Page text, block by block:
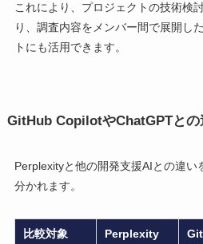
これにより、プロジェクトの技術検
り、調査内容をメンバー間で展開し
トにも活用できます。
GitHub CopilotやChatGPTとの
Perplexityと他の開発支援AIとの違い
分かれます。
比較対象 Perplexity